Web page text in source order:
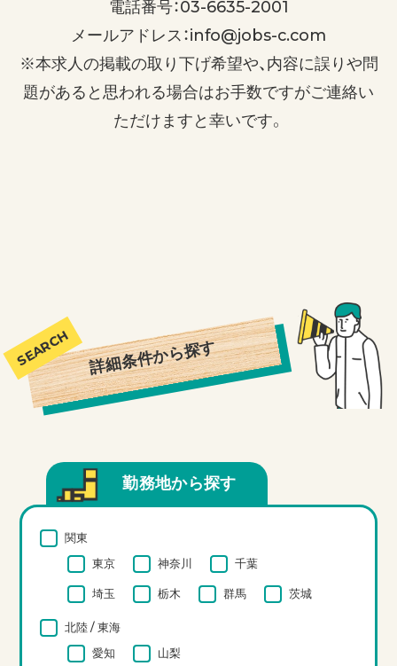
電話番号：03-6635-2001
メールアドレス：info@jobs-c.com
※本求人の掲載の取り下げ希望や、内容に誤りや問
題があると思われる場合はお手数ですがご連絡い
ただけますと幸いです。
詳細条件から探す
勤務地から探す
関東
東京
神奈川 千葉
埼玉 栃木 群馬 茨城
北陸 / 東海
愛知
山梨